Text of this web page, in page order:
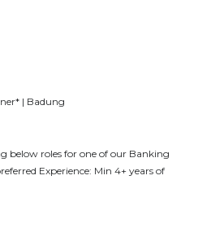
| Badung
below roles for one of our Banking
Experience: Min 4+ years of